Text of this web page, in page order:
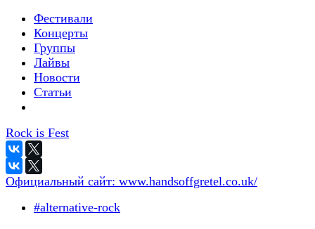
Фестивали
Концерты
Группы
Лайвы
Новости
Статьи
Rock is Fest
Официальный сайт: www.handsoffgretel.co.uk/
#alternative-rock